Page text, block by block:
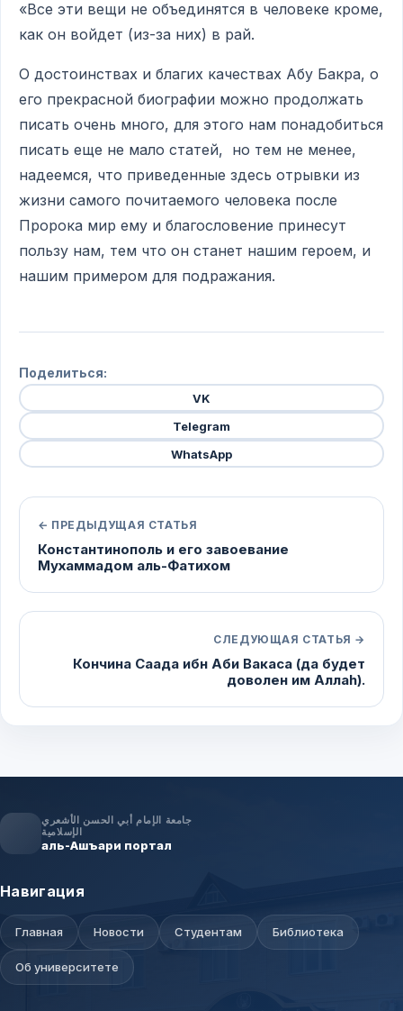
«Все эти вещи не объединятся в человеке кроме,
как он войдет (из-за них) в рай.
О достоинствах и благих качествах Абу Бакра, о
его прекрасной биографии можно продолжать
писать очень много, для этого нам понадобиться
писать еще не мало статей, но тем не менее,
надеемся, что приведенные здесь отрывки из
жизни самого почитаемого человека после
Пророка мир ему и благословение принесут
пользу нам, тем что он станет нашим героем, и
нашим примером для подражания.
Поделиться:
VK
Telegram
WhatsApp
← ПРЕДЫДУЩАЯ СТАТЬЯ
Константинополь и его завоевание
Мухаммадом аль-Фатихом
СЛЕДУЮЩАЯ СТАТЬЯ →
Кончина Саада ибн Аби Вакаса (да будет
доволен им Аллаh).
جامعة الإمام أبي الحسن الأشعري
الإسلامية
аль-Ашъари портал
Навигация
Главная Новости Студентам Библиотека
Об университете